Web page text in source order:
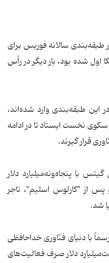
طبقه‌بندی سالانه فوربس برای
اول شده بود، بار دیگر در رأس
این طبقه‌بندی وارد شده‌اند،
سکوی نخست ایستاد تا در ادامه
قرار گیرند.
با پنجاه‌ونه‌‌میلیارد دلار
پس از "کارلوس اسلیم"، تاجر
شد.
بیل گیتس از سال 2008 رسماً با دنیای فنّاوری خداحافظی
دلار صرف فعالیت‌های